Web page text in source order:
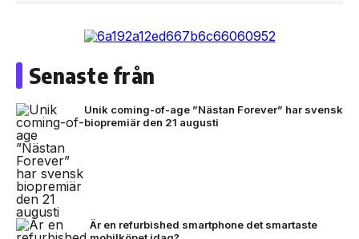
Senaste från
Unik coming-of-age ”Nästan Forever” har svensk
biopremiär den 21 augusti
Är en refurbished smartphone det smartaste